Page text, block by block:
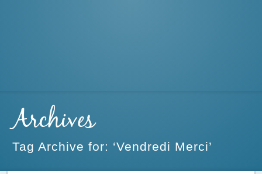
Archives
Tag Archive for: ‘Vendredi Merci’